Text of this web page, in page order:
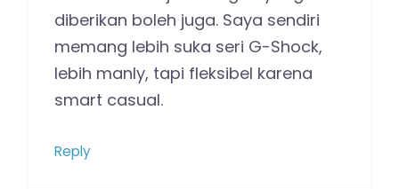
diberikan boleh juga. Saya sendiri
memang lebih suka seri G-Shock,
lebih manly, tapi fleksibel karena
smart casual.
Reply